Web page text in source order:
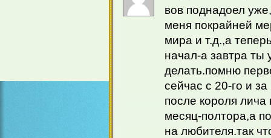
вов поднадоел
меня покрайней
мира и т.д.,а
начал-а завтра ты
делать.помню
сейчас с 20-го и
после короля
месяц-полтора,а
на любителя.так